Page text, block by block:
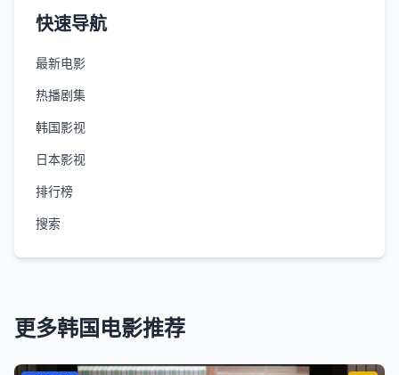
快速导航
最新电影
热播剧集
韩国影视
日本影视
排行榜
搜索
更多韩国电影推荐